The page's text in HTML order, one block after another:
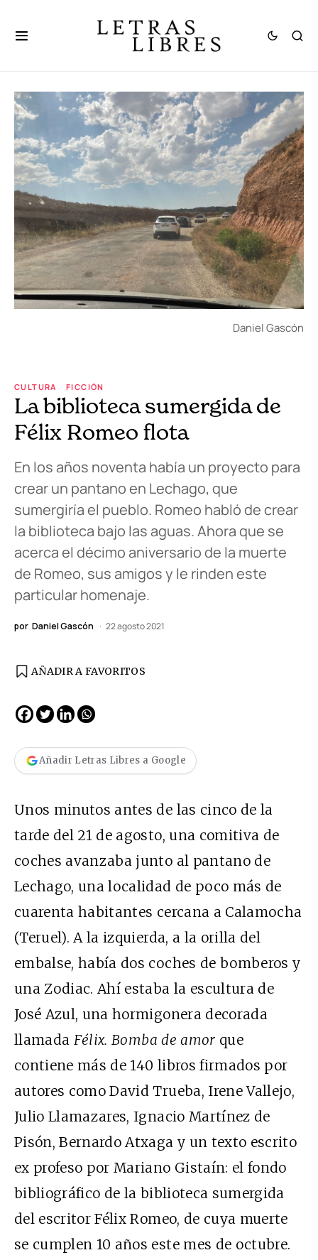
Daniel Gascón
CULTURA FICCIÓN
La biblioteca sumergida de
Félix Romeo flota
En los años noventa había un proyecto para
crear un pantano en Lechago, que
sumergiría el pueblo. Romeo habló de crear
la biblioteca bajo las aguas. Ahora que se
acerca el décimo aniversario de la muerte
de Romeo, sus amigos y le rinden este
particular homenaje.
por Daniel Gascón 22 agosto 2021
AÑADIR A FAVORITOS
Añadir Letras Libres a Google
Unos minutos antes de las cinco de la
tarde del 21 de agosto, una comitiva de
coches avanzaba junto al pantano de
Lechago, una localidad de poco más de
cuarenta habitantes cercana a Calamocha
(Teruel). A la izquierda, a la orilla del
embalse, había dos coches de bomberos y
una Zodiac. Ahí estaba la escultura de
José Azul, una hormigonera decorada
llamada Félix. Bomba de amor que
contiene más de 140 libros firmados por
autores como David Trueba, Irene Vallejo,
Julio Llamazares, Ignacio Martínez de
Pisón, Bernardo Atxaga y un texto escrito
ex profeso por Mariano Gistaín: el fondo
bibliográfico de la biblioteca sumergida
del escritor Félix Romeo, de cuya muerte
se cumplen 10 años este mes de octubre.